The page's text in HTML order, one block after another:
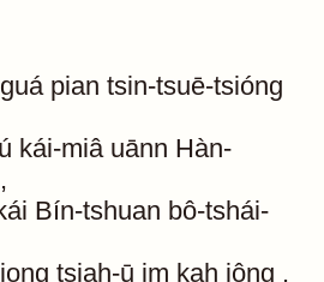
guá pian tsin-tsuē-tsióng
kái-miâ uānn Hàn-
,
Bín-tshuan bô-tshái-
tsiah-ū im kah iông .